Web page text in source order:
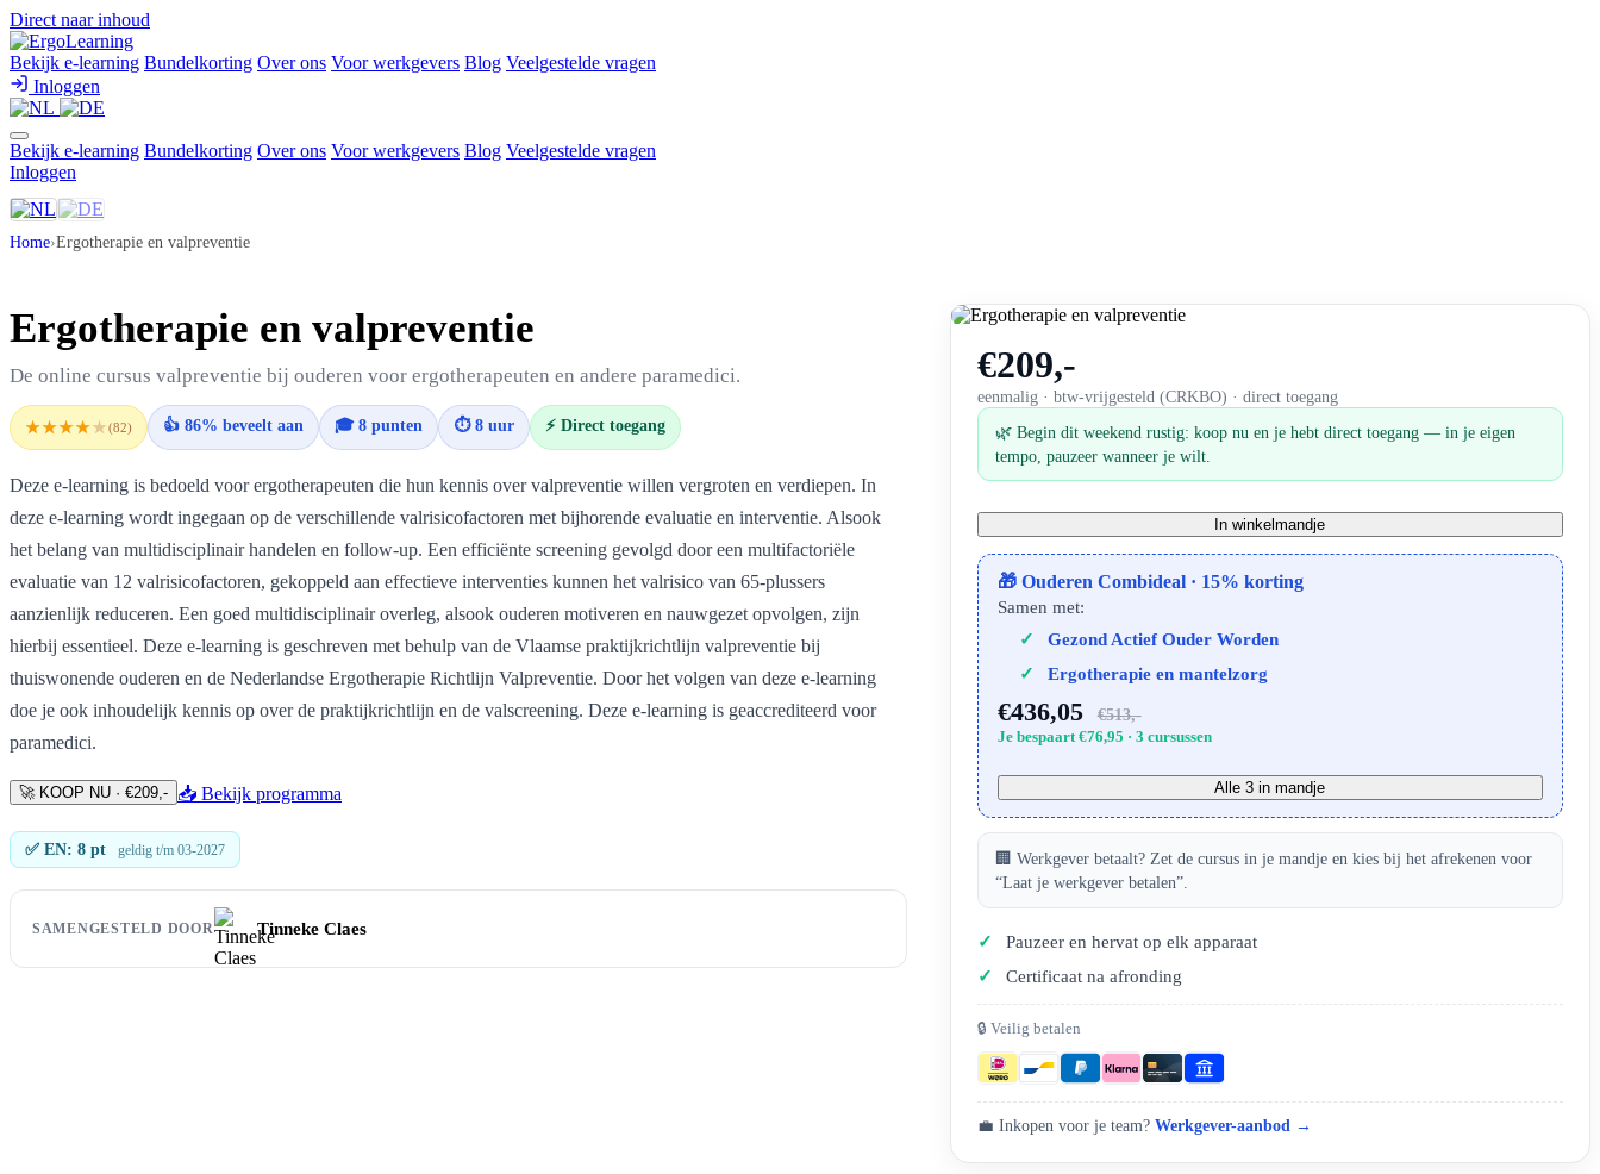
Direct naar inhoud
Bekijk e-learning Bundelkorting Over ons Voor werkgevers Blog Veelgestelde vragen
Inloggen
Bekijk e-learning Bundelkorting Over ons Voor werkgevers Blog Veelgestelde vragen
Inloggen
Home›Ergotherapie en valpreventie
Ergotherapie en valpreventie
De online cursus valpreventie bij ouderen voor ergotherapeuten en andere paramedici.
★★★★★(82) 👍 86% beveelt aan 🎓 8 punten ⏱ 8 uur ⚡ Direct toegang
Deze e-learning is bedoeld voor ergotherapeuten die hun kennis over valpreventie willen vergroten en verdiepen. In
deze e-learning wordt ingegaan op de verschillende valrisicofactoren met bijhorende evaluatie en interventie. Alsook
het belang van multidisciplinair handelen en follow-up. Een efficiënte screening gevolgd door een multifactoriële
evaluatie van 12 valrisicofactoren, gekoppeld aan effectieve interventies kunnen het valrisico van 65-plussers
aanzienlijk reduceren. Een goed multidisciplinair overleg, alsook ouderen motiveren en nauwgezet opvolgen, zijn
hierbij essentieel. Deze e-learning is geschreven met behulp van de Vlaamse praktijkrichtlijn valpreventie bij
thuiswonende ouderen en de Nederlandse Ergotherapie Richtlijn Valpreventie. Door het volgen van deze e-learning
doe je ook inhoudelijk kennis op over de praktijkrichtlijn en de valscreening. Deze e-learning is geaccrediteerd voor
paramedici.
🚀 KOOP NU · €209,- 📥 Bekijk programma
✅ EN: 8 pt geldig t/m 03-2027
SAMENGESTELD DOOR Tinneke Claes
€209,-
eenmalig · btw-vrijgesteld (CRKBO) · direct toegang
🌿 Begin dit weekend rustig: koop nu en je hebt direct toegang — in je eigen
tempo, pauzeer wanneer je wilt.
In winkelmandje
🎁 Ouderen Combideal · 15% korting
Samen met:
Gezond Actief Ouder Worden
Ergotherapie en mantelzorg
€436,05 €513,-
Je bespaart €76,95 · 3 cursussen
Alle 3 in mandje
🏢 Werkgever betaalt? Zet de cursus in je mandje en kies bij het afrekenen voor
“Laat je werkgever betalen”.
Pauzeer en hervat op elk apparaat
Certificaat na afronding
🔒 Veilig betalen
💼 Inkopen voor je team? Werkgever-aanbod →